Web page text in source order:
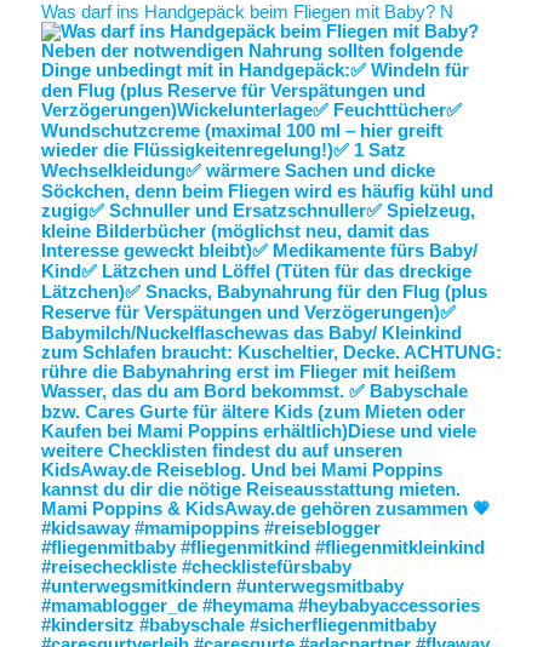
Was darf ins Handgepäck beim Fliegen mit Baby? N